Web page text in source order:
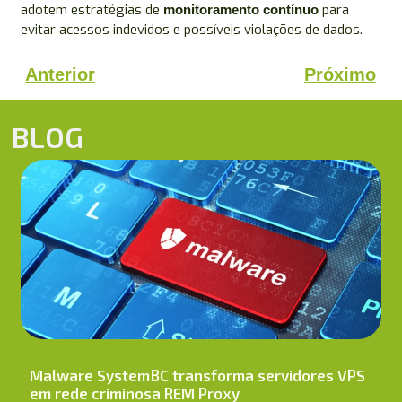
adotem estratégias de monitoramento contínuo para
evitar acessos indevidos e possíveis violações de dados.
Anterior Próximo
BLOG
Malware SystemBC transforma servidores VPS
em rede criminosa REM Proxy